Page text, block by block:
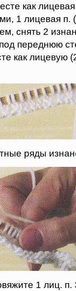
как
1 лицевая п.
снять 2
переднюю
как лицевую
ряды
1 лиц. п.